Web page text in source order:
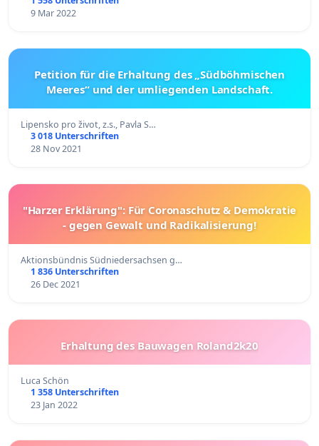
9 Mar 2022
Petition für die Erhaltung des „Südböhmischen
Meeres“ und der umliegenden Landschaft.
Lipensko pro život, z.s., Pavla S…
3 018 Unterschriften
28 Nov 2021
"Harzer Erklärung": Für Coronaschutz & Demokratie
- gegen Gewalt und Radikalisierung!
Aktionsbündnis Südniedersachsen g…
1 836 Unterschriften
26 Dec 2021
Erhaltung des Bauwagen Roland2k20
Luca Schön
1 358 Unterschriften
23 Jan 2022